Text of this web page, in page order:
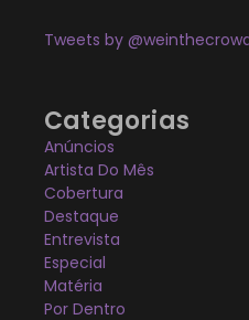
Tweets by
Categorias
Anúncios
Artista Do Mês
Cobertura
Destaque
Entrevista
Especial
Matéria
Por Dentro